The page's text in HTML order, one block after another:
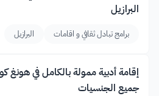
البرازيل
برامج تبادل ثقافي و اقامات البرازيل
جميع الجنسيات